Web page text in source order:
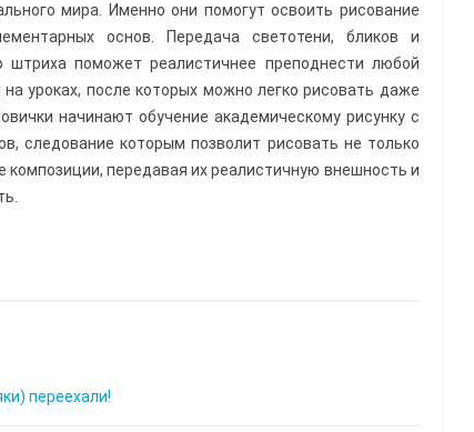
мира. Именно они помогут освоить рисование
основ. Передача светотени, бликов и
штриха поможет реалистичнее преподнести любой
уроках, после которых можно легко рисовать даже
начинают обучение академическому рисунку с
следование которым позволит рисовать не только
передавая их реалистичную внешность и
переехали!